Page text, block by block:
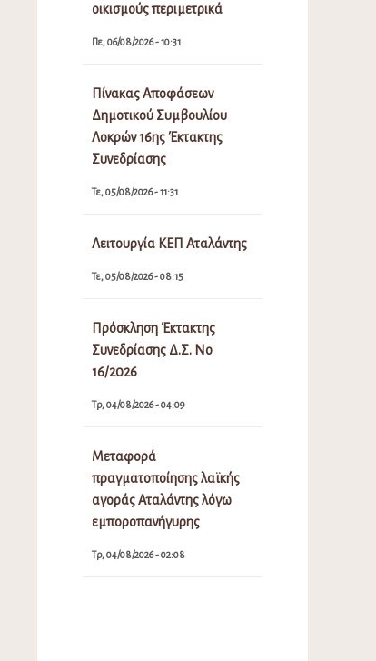
οικισμούς περιμετρικά
Πε, 06/08/2026 - 10:31
Πίνακας Αποφάσεων
Δημοτικού Συμβουλίου
Λοκρών 16ης Έκτακτης
Συνεδρίασης
Τε, 05/08/2026 - 11:31
Λειτουργία ΚΕΠ Αταλάντης
Τε, 05/08/2026 - 08:15
Πρόσκληση Έκτακτης
Συνεδρίασης Δ.Σ. Νο
16/2026
Τρ, 04/08/2026 - 04:09
Μεταφορά
πραγματοποίησης λαϊκής
αγοράς Αταλάντης λόγω
εμποροπανήγυρης
Τρ, 04/08/2026 - 02:08